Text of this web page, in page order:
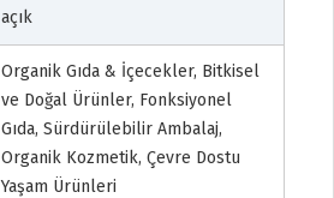
açık
Organik Gıda & İçecekler, Bitkisel
ve Doğal Ürünler, Fonksiyonel
Gıda, Sürdürülebilir Ambalaj,
Organik Kozmetik, Çevre Dostu
Yaşam Ürünleri